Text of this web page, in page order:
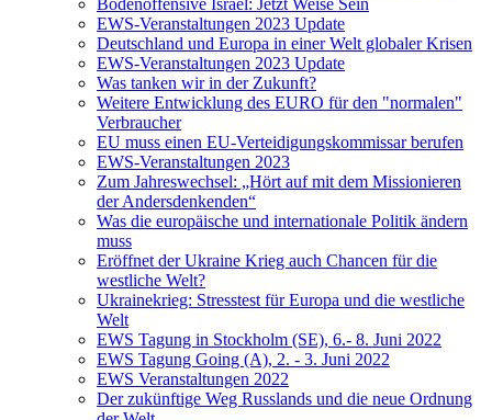
Bodenoffensive Israel: Jetzt Weise Sein
EWS-Veranstaltungen 2023 Update
Deutschland und Europa in einer Welt globaler Krisen
EWS-Veranstaltungen 2023 Update
Was tanken wir in der Zukunft?
Weitere Entwicklung des EURO für den "normalen"
Verbraucher
EU muss einen EU-Verteidigungskommissar berufen
EWS-Veranstaltungen 2023
Zum Jahreswechsel: „Hört auf mit dem Missionieren
der Andersdenkenden“
Was die europäische und internationale Politik ändern
muss
Eröffnet der Ukraine Krieg auch Chancen für die
westliche Welt?
Ukrainekrieg: Stresstest für Europa und die westliche
Welt
EWS Tagung in Stockholm (SE), 6.- 8. Juni 2022
EWS Tagung Going (A), 2. - 3. Juni 2022
EWS Veranstaltungen 2022
Der zukünftige Weg Russlands und die neue Ordnung